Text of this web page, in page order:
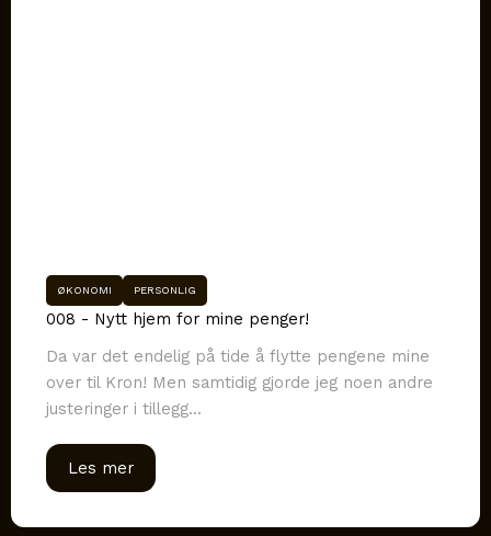
ØKONOMI PERSONLIG
008 - Nytt hjem for mine penger!
Da var det endelig på tide å flytte pengene mine
over til Kron! Men samtidig gjorde jeg noen andre
justeringer i tillegg...
Les mer